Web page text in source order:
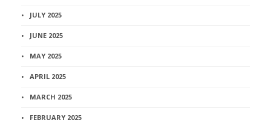
JULY 2025
JUNE 2025
MAY 2025
APRIL 2025
MARCH 2025
FEBRUARY 2025